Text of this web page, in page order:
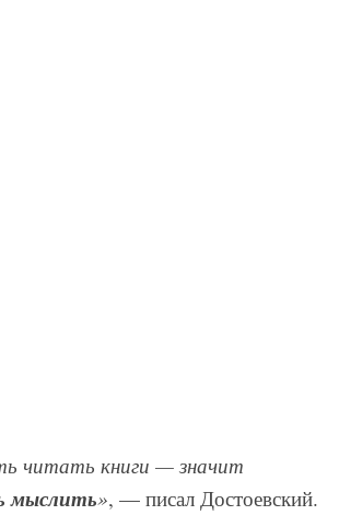
читать книги — значит
мыслить», — писал Достоевский.